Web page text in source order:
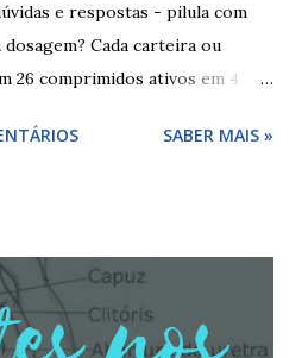
e respostas - pilula com
Cada carteira ou
26 comprimidos ativos em 4
na linha 4. Dosagem
e 2 mg de dienogest 17
contêm 2 mg de valerato de
e 3 mg de dienogest 2
SABER MAIS »